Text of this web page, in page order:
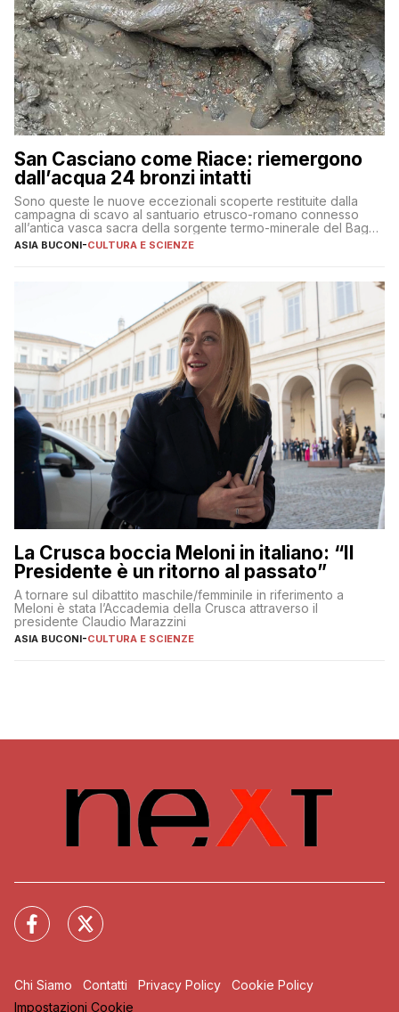
San Casciano come Riace: riemergono
dall’acqua 24 bronzi intatti
Sono queste le nuove eccezionali scoperte restituite dalla
campagna di scavo al santuario etrusco-romano connesso
all’antica vasca sacra della sorgente termo-minerale del Bagno
Grande
ASIA BUCONI-CULTURA E SCIENZE
La Crusca boccia Meloni in italiano: “Il
Presidente è un ritorno al passato”
A tornare sul dibattito maschile/femminile in riferimento a
Meloni è stata l’Accademia della Crusca attraverso il
presidente Claudio Marazzini
ASIA BUCONI-CULTURA E SCIENZE
Chi Siamo Contatti Privacy Policy
Cookie Policy
Impostazioni Cookie